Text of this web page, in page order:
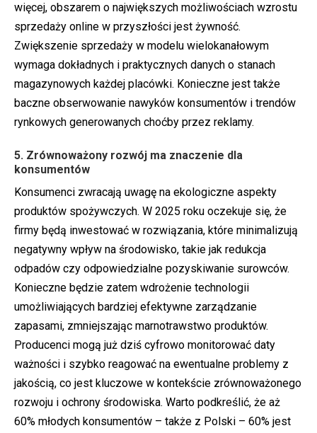
więcej, obszarem o największych możliwościach wzrostu
sprzedaży online w przyszłości jest żywność.
Zwiększenie sprzedaży w modelu wielokanałowym
wymaga dokładnych i praktycznych danych o stanach
magazynowych każdej placówki. Konieczne jest także
baczne obserwowanie nawyków konsumentów i trendów
rynkowych generowanych choćby przez reklamy.
5. Zrównoważony rozwój ma znaczenie dla
konsumentów
Konsumenci zwracają uwagę na ekologiczne aspekty
produktów spożywczych. W 2025 roku oczekuje się, że
firmy będą inwestować w rozwiązania, które minimalizują
negatywny wpływ na środowisko, takie jak redukcja
odpadów czy odpowiedzialne pozyskiwanie surowców.
Konieczne będzie zatem wdrożenie technologii
umożliwiających bardziej efektywne zarządzanie
zapasami, zmniejszając marnotrawstwo produktów.
Producenci mogą już dziś cyfrowo monitorować daty
ważności i szybko reagować na ewentualne problemy z
jakością, co jest kluczowe w kontekście zrównoważonego
rozwoju i ochrony środowiska. Warto podkreślić, że aż
60% młodych konsumentów – także z Polski – 60% jest